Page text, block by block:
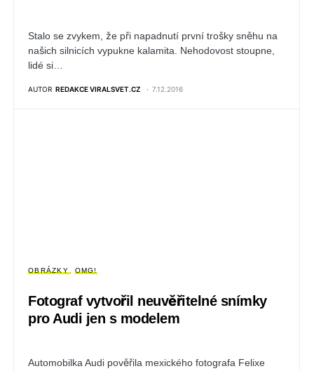
Stalo se zvykem, že při napadnutí první trošky sněhu na
našich silnicích vypukne kalamita. Nehodovost stoupne,
lidé si…
AUTOR REDAKCE VIRALSVET.CZ 7.12.2016
OBRÁZKY OMG!
Fotograf vytvořil neuvěřitelné snímky
pro Audi jen s modelem
Automobilka Audi pověřila mexického fotografa Felixe